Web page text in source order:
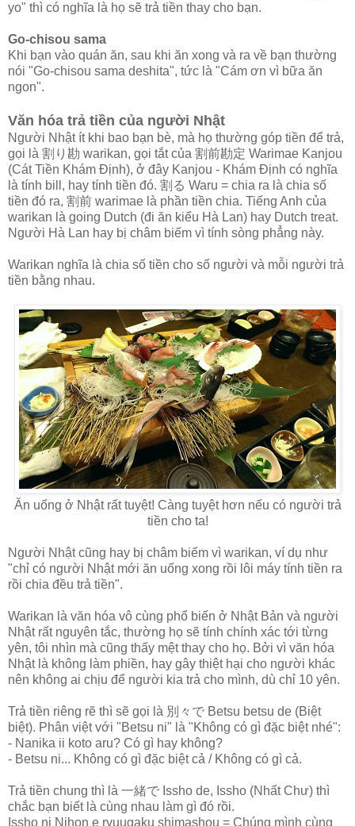
yo" thì có nghĩa là họ sẽ trả tiền thay cho bạn.
Go-chisou sama
Khi bạn vào quán ăn, sau khi ăn xong và ra về bạn thường
nói "Go-chisou sama deshita", tức là "Cám ơn vì bữa ăn
ngon".
Văn hóa trả tiền của người Nhật
Người Nhật ít khi bao bạn bè, mà họ thường góp tiền để trả,
gọi là 割り勘 warikan, gọi tắt của 割前勘定 Warimae Kanjou
(Cát Tiền Khám Định), ở đây Kanjou - Khám Định có nghĩa
là tính bill, hay tính tiền đó. 割る Waru = chia ra là chia số
tiền đó ra, 割前 warimae là phần tiền chia. Tiếng Anh của
warikan là going Dutch (đi ăn kiểu Hà Lan) hay Dutch treat.
Người Hà Lan hay bị châm biếm vì tính sòng phẳng này.
Warikan nghĩa là chia số tiền cho số người và mỗi người trả
tiền bằng nhau.
Ăn uống ở Nhật rất tuyệt! Càng tuyệt hơn nếu có người trả
tiền cho ta!
Người Nhật cũng hay bị châm biếm vì warikan, ví dụ như
"chỉ có người Nhật mới ăn uống xong rồi lôi máy tính tiền ra
rồi chia đều trả tiền".
Warikan là văn hóa vô cùng phổ biến ở Nhật Bản và người
Nhật rất nguyên tắc, thường họ sẽ tính chính xác tới từng
yên, tôi nhìn mà cũng thấy mệt thay cho họ. Bởi vì văn hóa
Nhật là không làm phiền, hay gây thiệt hại cho người khác
nên không ai chịu để người kia trả cho mình, dù chỉ 10 yên.
Trả tiền riêng rẽ thì sẽ gọi là 別々で Betsu betsu de (Biệt
biệt). Phân việt với "Betsu ni" là "Không có gì đặc biệt nhé":
- Nanika ii koto aru? Có gì hay không?
- Betsu ni... Không có gì đặc biệt cả / Không có gì cả.
Trả tiền chung thì là 一緒で Issho de, Issho (Nhất Chư) thì
chắc bạn biết là cùng nhau làm gì đó rồi.
Issho ni Nihon e ryuugaku shimashou = Chúng mình cùng